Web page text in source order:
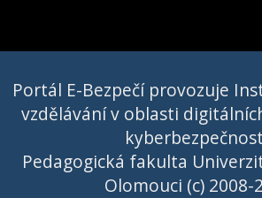
Portál E-Bezpečí provozuje
vzdělávání v oblasti
Pedagogická fakulta
Olomouci (c) 2008-